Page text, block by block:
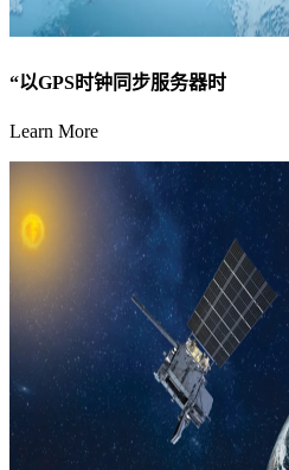
“以GPS时钟同步服务器时
Learn More